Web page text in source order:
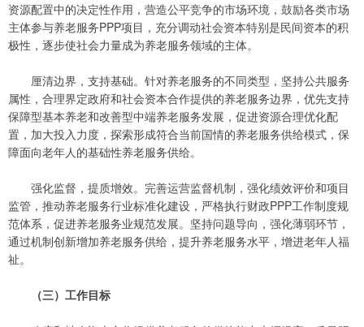
资源配置中的决定性作用，营造公平竞争的市场环境，鼓励各类市场
主体参与养老服务PPP项目，充分调动社会资本特别是民间资本的积
极性，逐步使社会力量成为养老服务领域的主体。
厘清边界，支持基础。针对养老服务的不同类型，坚持公共服务
属性，合理界定政府和社会资本合作提供的养老服务边界，优先支持
保障型基本养老和改善型中端养老服务发展，促进资源合理优化配
置，加大投入力度，探索形成符合当前国情的养老服务供给模式，保
障面向老年人的基础性养老服务供给。
强化监督，提质增效。完善运营监督机制，强化绩效评价和项目
监管，推动养老服务行业标准化建设，严格执行财政PPP工作制度规
范体系，促进养老服务业规范发展。坚持问题导向，强化薄弱环节，
通过机制创新增加养老服务供给，提升养老服务水平，增进老年人福
祉。
（三）工作目标